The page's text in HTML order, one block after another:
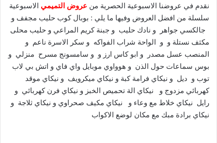
نقدم في عروضنا الاسبوعية الحصرية من عروض التميمي الاسبوعية
سلسلة من افضل العروض وفيها ما يلي : بوبال كوب حليب مجفف و
جالكسي جواهر و نادك حليب و جبنة كريم المراعي و حليب محلى
مكثف نستلة و و الواحة شراب الفواكه و سكر الاسرة ناعم و
المنصب عسل مصدر و ابو كاس ارز و و سامسونج مسرح منزلي و
بوس سماعات حول الذن و هوواوي موبايل واي فاي و اتش بي لاب
توب و ديل و نيكاي فرامة كبة و نيكاي ميكرويف و نيكاي موقد
كهربائي مزدوج و نيكاي الة تحميص الخبز و نيكاي فرن كهربائي و
رايل نيكاي خلاط مع وعاء و نيكاي مكيف صحراوي و نيكاي ثلاجة و
نيكاي برادة مبك مع مكان لوضع الاكواب